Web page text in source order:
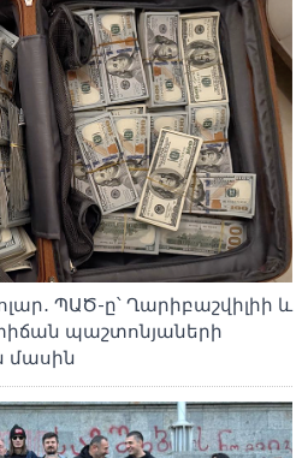
ՊԱԾ-ը՝ Ղարիբաշվիլիի և
պաշտոնյաների
մասին